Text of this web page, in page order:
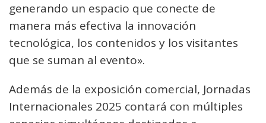
generando un espacio que conecte de
manera más efectiva la innovación
tecnológica, los contenidos y los visitantes
que se suman al evento».
Además de la exposición comercial, Jornadas
Internacionales 2025 contará con múltiples